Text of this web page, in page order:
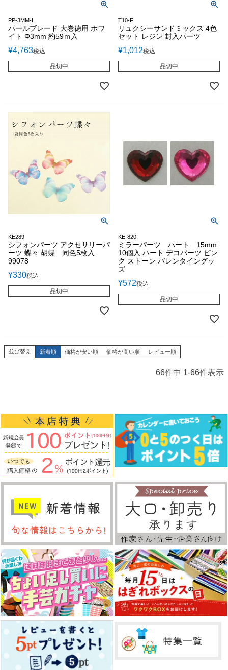
PP-3MM-L
パールブレード 大巻徳用 ホワ
イト Φ3mm 約59ｍ入
¥4,763税込
品切中
T10-F
リュクシーサンドミックス 4色
セット レジン 封入パーツ
¥1,012税込
品切中
KE289
シフォンパーツ アクセサリーパ
ーツ 蝶々 胡蝶 同色5枚入
99078
¥330税込
品切中
KE-820
ミラーパーツ ハート 15mm
10個入 ハート デコパーツ ピン
ク ストーン バレンタイングッ
ズ
¥572税込
品切中
並び替え 新着順 価格が安い順 価格が高い順 レビュー順
66件中 1-66件表示